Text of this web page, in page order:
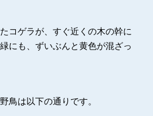
コゲラが、すぐ近くの木の幹に
にも、ずいぶんと黄色が混ざっ
鳥は以下の通りです。